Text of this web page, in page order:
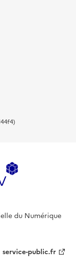
du Numérique
service-public.fr